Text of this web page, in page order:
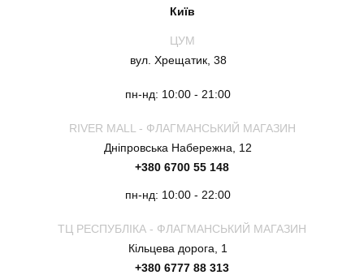
Київ
ЦУМ
вул. Хрещатик, 38
пн-нд: 10:00 - 21:00
RIVER MALL - ФЛАГМАНСЬКИЙ МАГАЗИН
Дніпровська Набережна, 12
+380 6700 55 148
пн-нд: 10:00 - 22:00
ТЦ РЕСПУБЛІКА - ФЛАГМАНСЬКИЙ МАГАЗИН
Кільцева дорога, 1
+380 6777 88 313